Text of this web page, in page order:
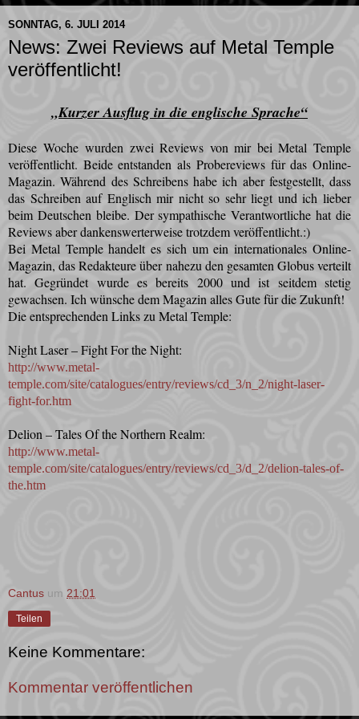
SONNTAG, 6. JULI 2014
News: Zwei Reviews auf Metal Temple
veröffentlicht!
„Kurzer Ausflug in die englische Sprache“
Diese Woche wurden zwei Reviews von mir bei Metal Temple
veröffentlicht. Beide entstanden als Probereviews für das Online-
Magazin. Während des Schreibens habe ich aber festgestellt, dass
das Schreiben auf Englisch mir nicht so sehr liegt und ich lieber
beim Deutschen bleibe. Der sympathische Verantwortliche hat die
Reviews aber dankenswerterweise trotzdem veröffentlicht.:)
Bei Metal Temple handelt es sich um ein internationales Online-
Magazin, das Redakteure über nahezu den gesamten Globus verteilt
hat. Gegründet wurde es bereits 2000 und ist seitdem stetig
gewachsen. Ich wünsche dem Magazin alles Gute für die Zukunft!
Die entsprechenden Links zu Metal Temple:
Night Laser – Fight For the Night:
http://www.metal-
temple.com/site/catalogues/entry/reviews/cd_3/n_2/night-laser-
fight-for.htm
Delion – Tales Of the Northern Realm:
http://www.metal-
temple.com/site/catalogues/entry/reviews/cd_3/d_2/delion-tales-of-
the.htm
Cantus um 21:01
Teilen
Keine Kommentare:
Kommentar veröffentlichen